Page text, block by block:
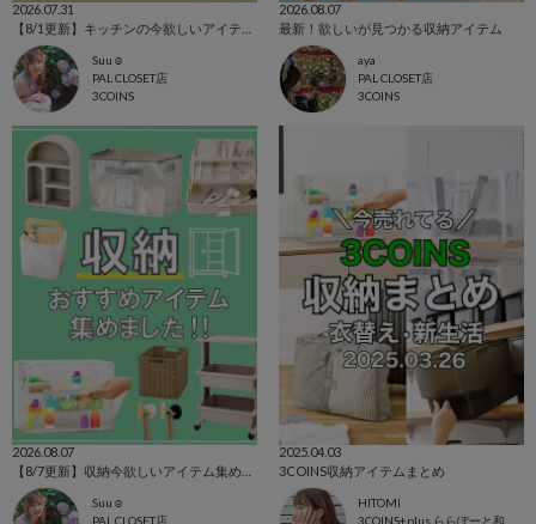
2026.07.31
Suu☺︎
PAL CLOSET店
3COINS
2026.08.07
最新！欲しいが見つかる収納アイテム
aya
PAL CLOSET店
3COINS
2026.08.07
Suu☺︎
PAL CLOSET店
2025.04.03
3COINS収納アイテムまとめ
HITOMI